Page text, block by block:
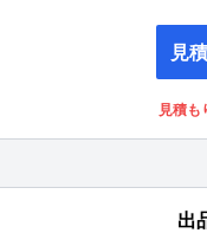
見
見積も
出